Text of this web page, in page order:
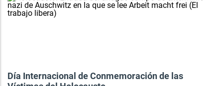
Día Internacional de Conmemoración de las